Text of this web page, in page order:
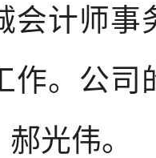
会计师
作。公
光伟。